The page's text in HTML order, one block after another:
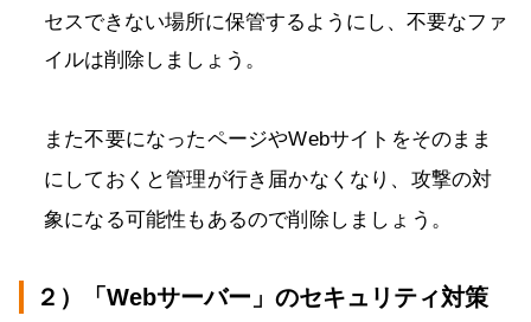
セスできない場所に保管するようにし、不要なファ
イルは削除しましょう。
また不要になったページやWebサイトをそのまま
にしておくと管理が行き届かなくなり、攻撃の対
象になる可能性もあるので削除しましょう。
２）「Webサーバー」のセキュリティ対策